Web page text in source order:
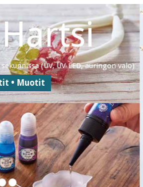
Hopeantaonta on hyvin vanha
perinteisiä työkaluja.